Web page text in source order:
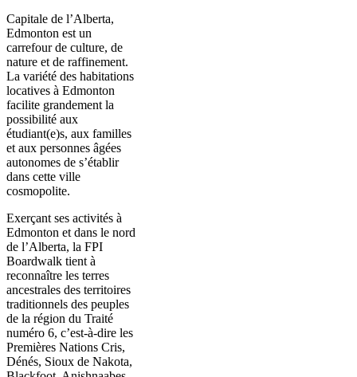
Capitale de l’Alberta,
Edmonton est un
carrefour de culture, de
nature et de raffinement.
La variété des habitations
locatives à Edmonton
facilite grandement la
possibilité aux
étudiant(e)s, aux familles
et aux personnes âgées
autonomes de s’établir
dans cette ville
cosmopolite.
Exerçant ses activités à
Edmonton et dans le nord
de l’Alberta, la FPI
Boardwalk tient à
reconnaître les terres
ancestrales des territoires
traditionnels des peuples
de la région du Traité
numéro 6, c’est-à-dire les
Premières Nations Cris,
Dénés, Sioux de Nakota,